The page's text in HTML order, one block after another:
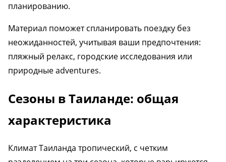
планированию.
Материал поможет спланировать поездку без
неожиданностей, учитывая ваши предпочтения:
пляжный релакс, городские исследования или
природные adventures.
Сезоны в Таиланде: общая
характеристика
Климат Таиланда тропический, с четким